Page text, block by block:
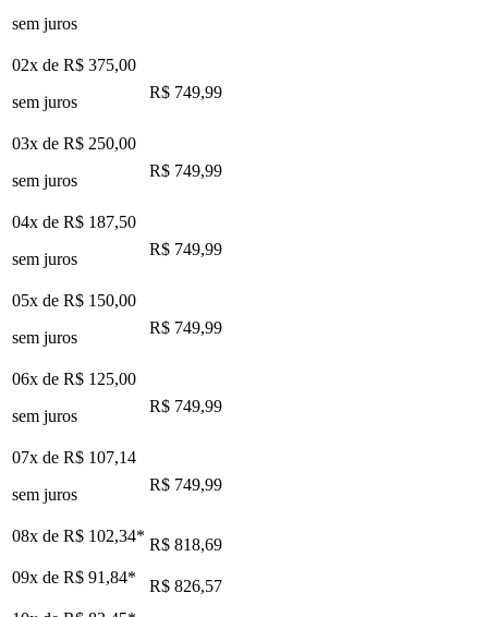
sem juros
02x de R$ 375,00
sem juros
R$ 749,99
03x de R$ 250,00
sem juros
R$ 749,99
04x de R$ 187,50
sem juros
R$ 749,99
05x de R$ 150,00
sem juros
R$ 749,99
06x de R$ 125,00
sem juros
R$ 749,99
07x de R$ 107,14
sem juros
R$ 749,99
08x de R$ 102,34* R$ 818,69
09x de R$ 91,84*
R$ 826,57